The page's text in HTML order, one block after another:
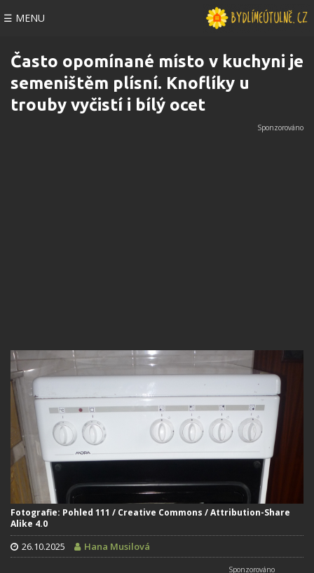
☰ MENU
Často opomínané místo v kuchyni je
semeništěm plísní. Knoflíky u
trouby vyčistí i bílý ocet
Fotografie: Pohled 111 / Creative Commons / Attribution-Share
Alike 4.0
26.10.2025 Hana Musilová